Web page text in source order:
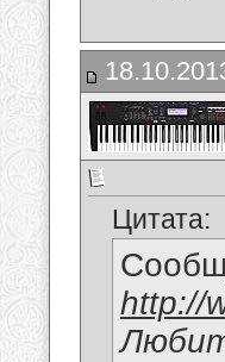
Цитата:
http://